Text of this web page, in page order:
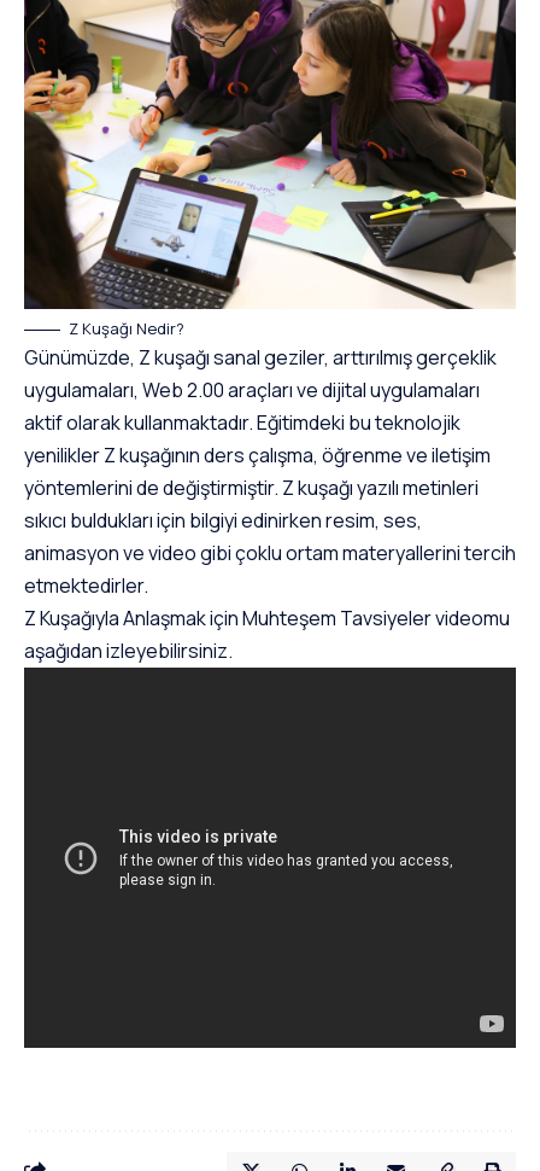
Z Kuşağı Nedir?
Günümüzde, Z kuşağı sanal geziler, arttırılmış gerçeklik
uygulamaları, Web 2.00 araçları ve dijital uygulamaları
aktif olarak kullanmaktadır. Eğitimdeki bu teknolojik
yenilikler Z kuşağının ders çalışma, öğrenme ve iletişim
yöntemlerini de değiştirmiştir. Z kuşağı yazılı metinleri
sıkıcı buldukları için bilgiyi edinirken resim, ses,
animasyon ve video gibi çoklu ortam materyallerini tercih
etmektedirler.
Z Kuşağıyla Anlaşmak için Muhteşem Tavsiyeler videomu
aşağıdan izleyebilirsiniz.